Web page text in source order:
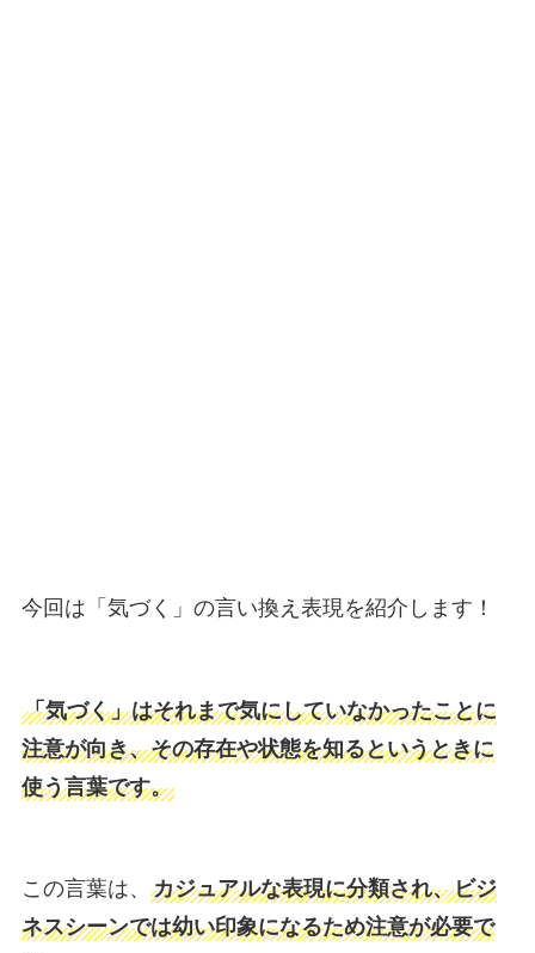
今回は「気づく」の言い換え表現を紹介します！
「気づく」はそれまで気にしていなかったことに
注意が向き、その存在や状態を知るというときに
使う言葉です。
この言葉は、 カジュアルな表現に分類され、ビジ
ネスシーンでは幼い印象になるため注意が必要で